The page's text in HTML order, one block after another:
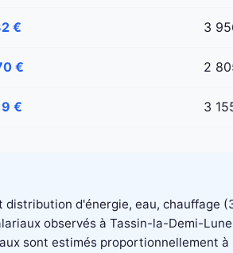
€ 3
€ 2
€ 3
d'énergie, eau, chauffage
observés à Tassin-la-Demi-
sont estimés proportionnellement